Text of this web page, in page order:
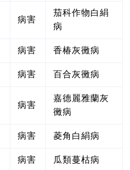
病害
茄科作物白絹
病
病害 香椿灰黴病
病害 百合灰黴病
病害
嘉德麗雅蘭灰
黴病
病害 菱角白絹病
病害 瓜類蔓枯病